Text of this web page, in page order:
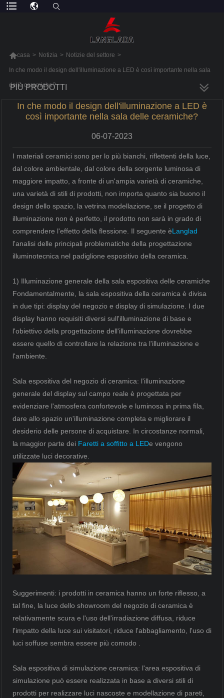
casa > Notizia > Notizie del settore >
In che modo il design dell'illuminazione a LED è così importante nella sala
delle ceramiche?
PIÙ PRODOTTI
In che modo il design dell'illuminazione a LED è
così importante nella sala delle ceramiche?
06-07-2023
I materiali ceramici sono per lo più bianchi, riflettenti della luce,
dal colore ambientale, dal colore della sorgente luminosa di
maggiore impatto, a fronte di un'ampia varietà di ceramiche,
una varietà di stili di prodotti, non importa quanto sia buono il
design dello spazio, la vetrina modellazione, se il progetto di
illuminazione non è perfetto, il prodotto non sarà in grado di
comprendere l'effetto della flessione. Il seguente èLanglad
l'analisi delle principali problematiche della progettazione
illuminotecnica nel padiglione espositivo della ceramica.
1) Illuminazione generale della sala espositiva delle ceramiche
Fondamentalmente, la sala espositiva della ceramica è divisa
in due tipi: display del negozio e display di simulazione. I due
display hanno requisiti diversi sull'illuminazione di base e
l'obiettivo della progettazione dell'illuminazione dovrebbe
essere quello di controllare la relazione tra l'illuminazione e
l'ambiente.
Sala espositiva del negozio di ceramica: l'illuminazione
generale del display sul campo reale è progettata per
evidenziare l'atmosfera confortevole e luminosa in prima fila,
dare allo spazio un'illuminazione completa e migliorare il
desiderio delle persone di acquistare. In circostanze normali,
la maggior parte dei Faretti a soffitto a LEDe vengono
utilizzate luci decorative.
Suggerimenti: i prodotti in ceramica hanno un forte riflesso, a
tal fine, la luce dello showroom del negozio di ceramica è
relativamente scura e l'uso dell'irradiazione diffusa, riduce
l'impatto della luce sui visitatori, riduce l'abbagliamento, l'uso di
luci soffuse sembra essere più comodo .
Sala espositiva di simulazione ceramica: l'area espositiva di
simulazione può essere realizzata in base a diversi stili di
prodotti per realizzare luci nascoste e modellazione di pareti,